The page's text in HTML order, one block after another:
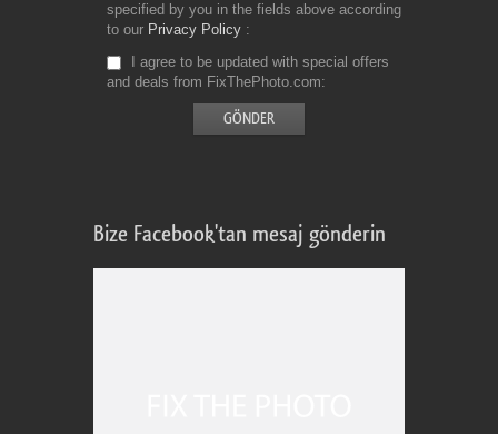
specified by you in the fields above according
to our Privacy Policy
I agree to be updated with special offers
and deals from FixThePhoto.com
Bize Facebook'tan mesaj gönderin